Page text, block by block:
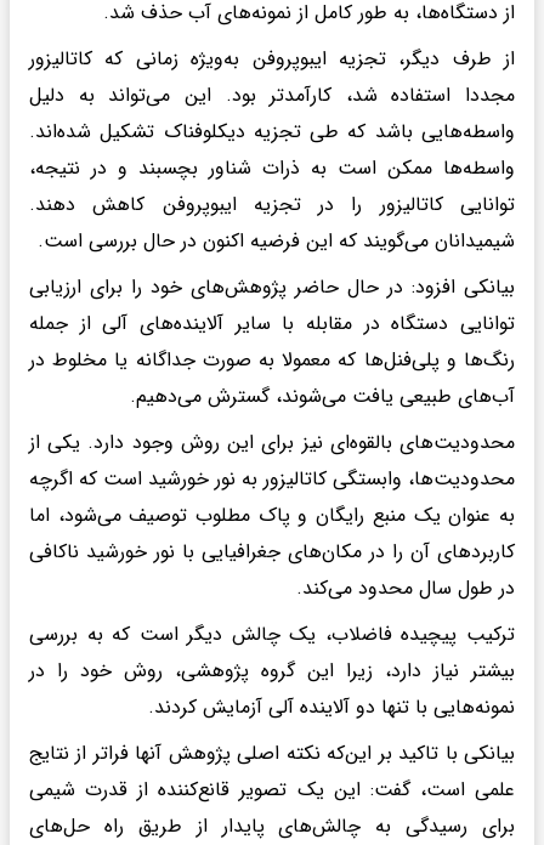
از دستگاه‌ها، به طور کامل از نمونه‌های آب حذف شد.
از طرف دیگر، تجزیه ایبوپروفن به‌ویژه زمانی که کاتالیزور
مجددا استفاده شد، کارآمدتر بود. این می‌تواند به دلیل
واسطه‌هایی باشد که طی تجزیه دیکلوفناک تشکیل شده‌اند.
واسطه‌ها ممکن است به ذرات شناور بچسبند و در نتیجه،
توانایی کاتالیزور را در تجزیه ایبوپروفن کاهش دهند.
شیمیدانان می‌گویند که این فرضیه اکنون در حال بررسی است.
بیانکی افزود: در حال حاضر پژوهش‌های خود را برای ارزیابی
توانایی دستگاه در مقابله با سایر آلاینده‌های آلی از جمله
رنگ‌ها و پلی‌فنل‌ها که معمولا به صورت جداگانه یا مخلوط در
آب‌های طبیعی یافت می‌شوند، گسترش می‌دهیم.
محدودیت‌های بالقوه‌ای نیز برای این روش وجود دارد. یکی از
محدودیت‌ها، وابستگی کاتالیزور به نور خورشید است که اگرچه
به عنوان یک منبع رایگان و پاک مطلوب توصیف می‌شود، اما
کاربردهای آن را در مکان‌های جغرافیایی با نور خورشید ناکافی
در طول سال محدود می‌کند.
ترکیب پیچیده فاضلاب، یک چالش دیگر است که به بررسی
بیشتر نیاز دارد، زیرا این گروه پژوهشی، روش خود را در
نمونه‌هایی با تنها دو آلاینده آلی آزمایش کردند.
بیانکی با تاکید بر این‌که نکته اصلی پژوهش آنها فراتر از نتایج
علمی است، گفت: این یک تصویر قانع‌کننده از قدرت شیمی
برای رسیدگی به چالش‌های پایدار از طریق راه حل‌های